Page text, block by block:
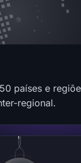
países e
regional.